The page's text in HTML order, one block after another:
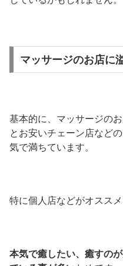
マッサージのお店に
基本的に、マッサージの
とお安いチェーン店など
気で満ちています。
特に個人店などがオススメ
本気で癒したい、癒すの